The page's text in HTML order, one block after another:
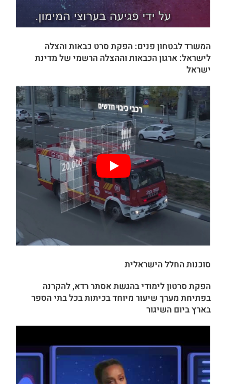
המשרד לבטחון פנים:הפקת סרט כבאות והצלה
לישראל: ארגון הכבאות וההצלה הרשמי של מדינת
ישראל
סוכנות החלל הישראלית
הפקת סרטון לימודי בהגשת אסתר רדא, להקרנה
בפתיחת מערך שיעור מיוחד בכיתות בכל בתי הספר
בארץ ביום השיגור